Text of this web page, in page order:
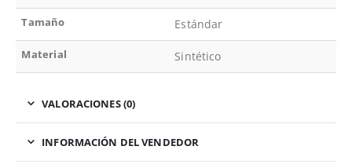
Tamaño Estándar
Material Sintético
VALORACIONES (0)
INFORMACIÓN DEL VENDEDOR